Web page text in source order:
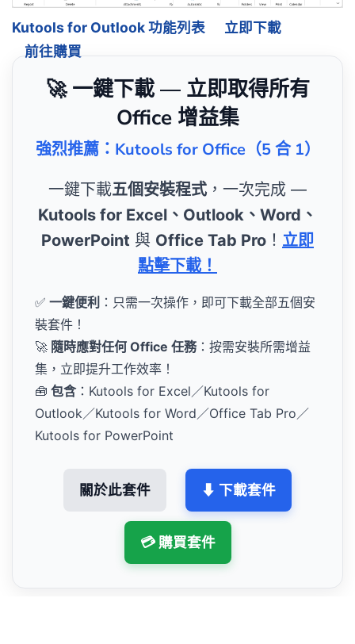
Kutools for Outlook 功能列表
立即下載
前往購買
🚀 一鍵下載 — 立即取得所有
Office 增益集
強烈推薦：Kutools for Office（5 合 1）
一鍵下載五個安裝程式 ，一次完成 —
Kutools for Excel、Outlook、Word、
PowerPoint 與 Office Tab Pro ！ 立即
點擊下載！
✅ 一鍵便利 ：只需一次操作，即可下載全部五個安
裝套件！
🚀 隨時應對任何 Office 任務：按需安裝所需增益
集，立即提升工作效率！
🧰 包含：Kutools for Excel／Kutools for
Outlook／Kutools for Word／Office Tab Pro／
Kutools for PowerPoint
關於此套件 ⬇ 下載套件
💳 購買套件